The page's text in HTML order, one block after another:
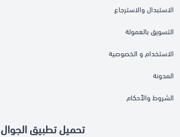
الاستبدال والاسترجاع
التسويق بالعمولة
الاستخدام و الخصوصية
المدونة
الشروط والأحكام
تحميل تطبيق الجوال